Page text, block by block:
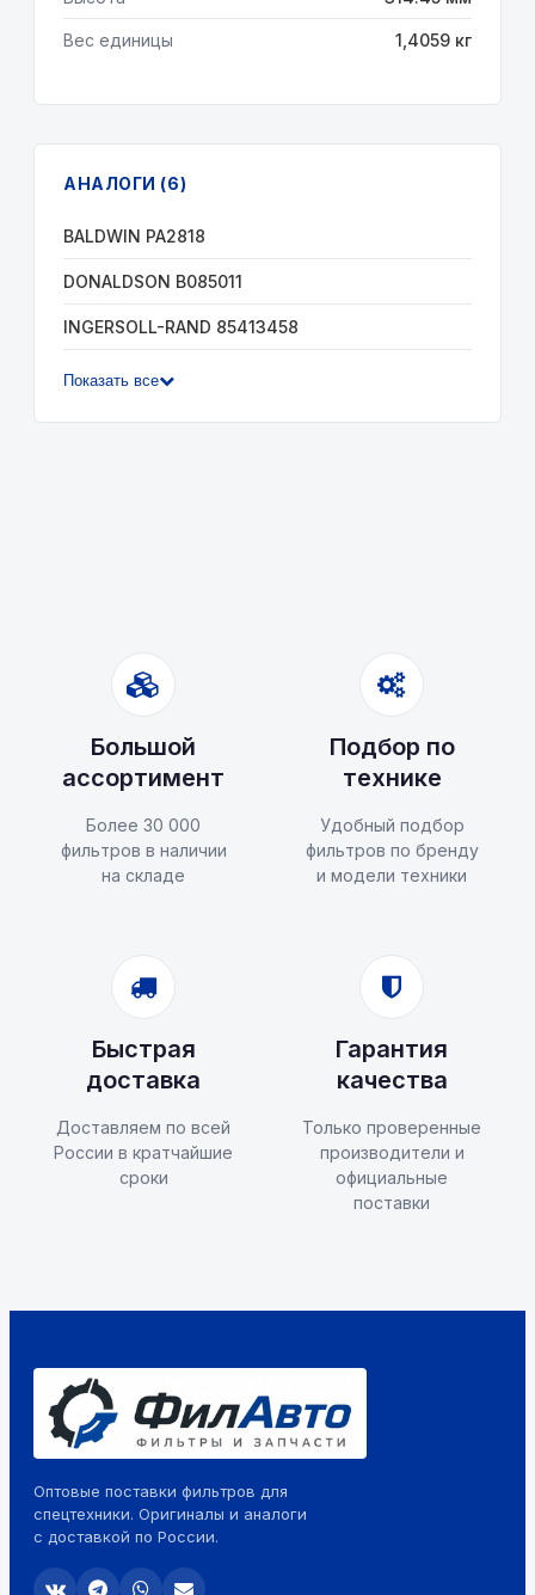
Вес единицы 1,4059 кг
АНАЛОГИ (6)
BALDWIN PA2818
DONALDSON B085011
INGERSOLL-RAND 85413458
Показать все
Большой
ассортимент
Более 30 000
фильтров в наличии
на складе
Подбор по
технике
Удобный подбор
фильтров по бренду
и модели техники
Быстрая
доставка
Доставляем по всей
России в кратчайшие
сроки
Гарантия
качества
Только проверенные
производители и
официальные
поставки
Оптовые поставки фильтров для
спецтехники. Оригиналы и аналоги
с доставкой по России.